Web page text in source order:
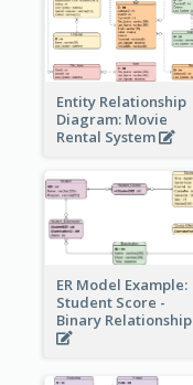
Entity Relationship
Diagram: Movie
Rental System
ER Model Example:
Student Score -
Binary Relationship